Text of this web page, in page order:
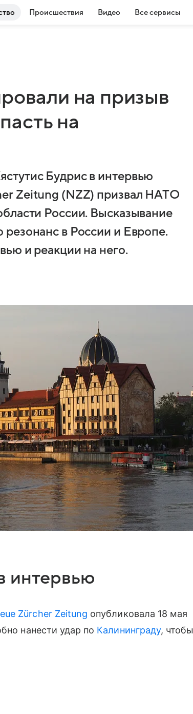
Происшествия Видео Все сервисы
на призыв
на
Будрис в интервью
Zeitung (NZZ) призвал НАТО
России. Высказывание
резонанс в России и Европе.
и реакции на него.
интервью
Zürcher Zeitung опубликовала 18 мая
нанести удар по Калининграду, чтобы